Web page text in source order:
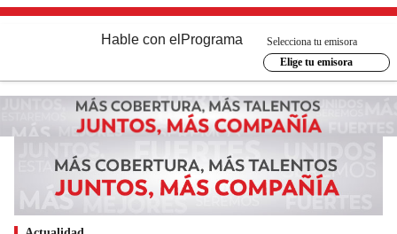
Hable con el Programa
Selecciona tu emisora
Elige tu emisora